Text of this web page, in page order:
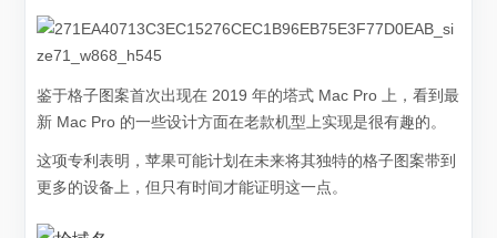
鉴于格子图案首次出现在 2019 年的塔式 Mac Pro 上，看到最
新 Mac Pro 的一些设计方面在老款机型上实现是很有趣的。
这项专利表明，苹果可能计划在未来将其独特的格子图案带到
更多的设备上，但只有时间才能证明这一点。